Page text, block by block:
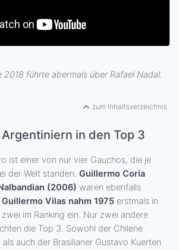
2018 führte abermals über Rafael Nadal.
zum Inhaltsverzeichnis
in den Top 3
ist einer von nur vier Gauchos, die je
der Welt standen. Guillermo Coria
(2006) waren ebenfalls
Guillermo Vilas nahm 1975 erstmals in
im Ranking ein. Nur zwei andere
die Top 3. Sowohl der Chilene
auch der Brasilianer Gustavo Kuerten